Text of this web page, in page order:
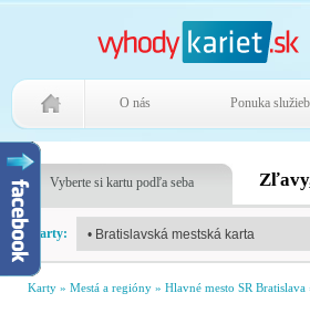
O nás Ponuka služieb
Vyberte si kartu podľa seba
Karty:
Karty » Mestá a regióny » Hlavné mesto SR Bratislava